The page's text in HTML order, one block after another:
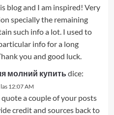
blog and I am inspired! Very
specially the remaining
such info a lot. I used to
info for a long
you and good luck.
молний купить dice:
12:07 AM
a couple of your posts
credit and sources back to